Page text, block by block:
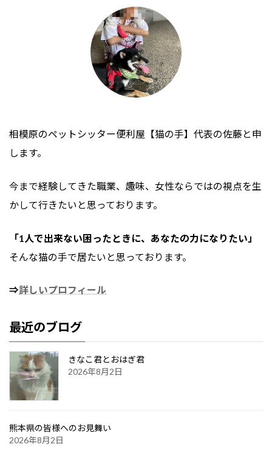
り
ー
ジ
ー
ジ
相模原のペットシッター便利屋【猫の手】 代表の佐藤と申
します。
今まで経験してきた職業、趣味、女性ならではの視点を生
かして行きたいと思っております。
「1人で出来ない困ったときに、あなたの力になりたい」
そんな猫の手で居たいと思っております。
⇒詳しいプロフィール
最近のブログ
きなこ君とおはぎ君
2026年8月2日
熊本県の皆様へのお見舞い
2026年8月2日